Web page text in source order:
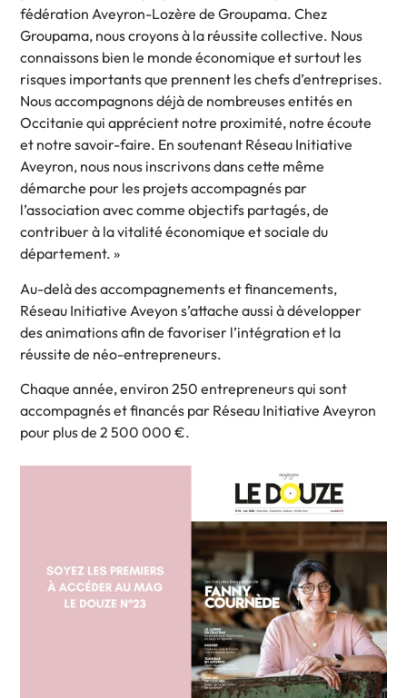
fédération Aveyron-Lozère de Groupama. Chez
Groupama, nous croyons à la réussite collective. Nous
connaissons bien le monde économique et surtout les
risques importants que prennent les chefs d’entreprises.
Nous accompagnons déjà de nombreuses entités en
Occitanie qui apprécient notre proximité, notre écoute
et notre savoir-faire. En soutenant Réseau Initiative
Aveyron, nous nous inscrivons dans cette même
démarche pour les projets accompagnés par
l’association avec comme objectifs partagés, de
contribuer à la vitalité économique et sociale du
département. »
Au-delà des accompagnements et financements,
Réseau Initiative Aveyon s’attache aussi à développer
des animations afin de favoriser l’intégration et la
réussite de néo-entrepreneurs.
Chaque année, environ 250 entrepreneurs qui sont
accompagnés et financés par Réseau Initiative Aveyron
pour plus de 2 500 000 €.